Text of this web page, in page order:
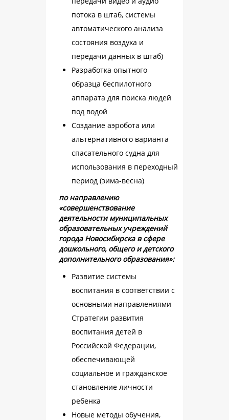
потока в штаб, системы
автоматического анализа
состояния воздуха и
передачи данных в штаб)
Разработка опытного
образца беспилотного
аппарата для поиска людей
под водой
Создание аэробота или
альтернативного варианта
спасательного судна для
использования в переходный
период (зима-весна)
по направлению
«совершенствование
деятельности муниципальных
образовательных учреждений
города Новосибирска в сфере
дошкольного, общего и детского
дополнительного образования»:
Развитие системы
воспитания в соответствии с
основными направлениями
Стратегии развития
воспитания детей в
Российской Федерации,
обеспечивающей
социальное и гражданское
становление личности
ребенка
Новые методы обучения,